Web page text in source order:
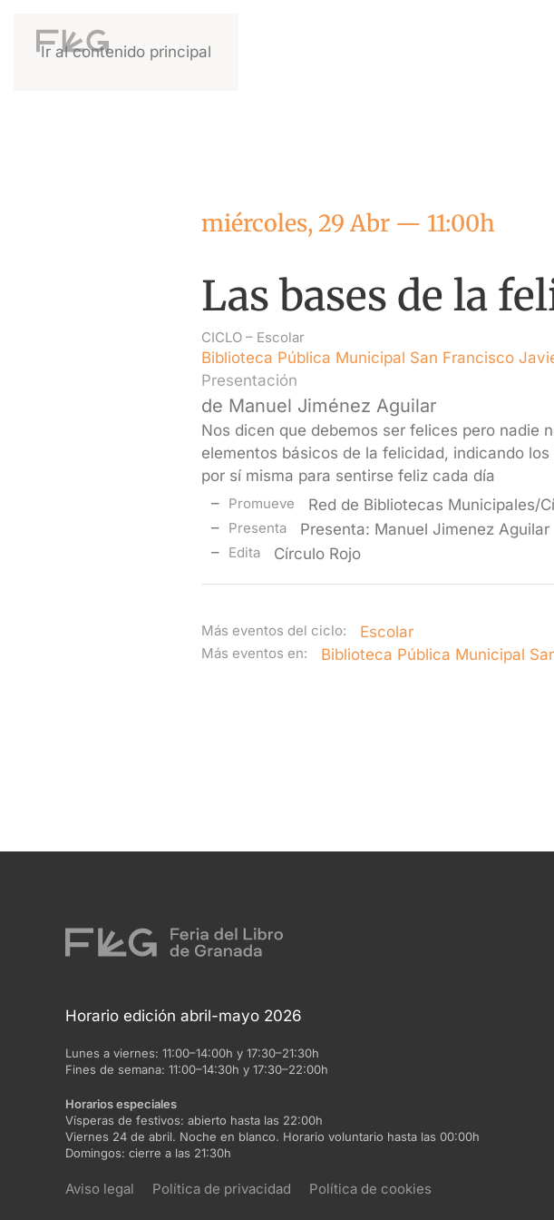
Ir al contenido principal
miércoles, 29 Abr — 11:00h
Las bases de la
CICLO – Escolar
Biblioteca Pública Municipal San Francisco
Presentación
de Manuel Jiménez Aguilar
Nos dicen que debemos ser felices pero nadie
elementos básicos de la felicidad, indicando
por sí misma para sentirse feliz cada día
Promueve Red de Bibliotecas Municipales/
Presenta Presenta: Manuel Jimenez Aguilar
Edita Círculo Rojo
Más eventos del ciclo: Escolar
Más eventos en: Biblioteca Pública Municipal
Horario edición abril-mayo 2026
Lunes a viernes: 11:00–14:00h y 17:30–21:30h
Fines de semana: 11:00–14:30h y 17:30–22:00h
Horarios especiales
Vísperas de festivos: abierto hasta las 22:00h
Viernes 24 de abril. Noche en blanco. Horario voluntario hasta las 00:00h
Domingos: cierre a las 21:30h
Aviso legal Política de privacidad Política de cookies